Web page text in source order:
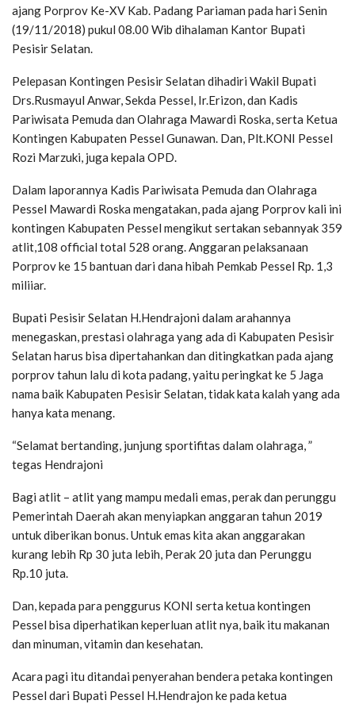
ajang Porprov Ke-XV Kab. Padang Pariaman pada hari Senin
(19/11/2018) pukul 08.00 Wib dihalaman Kantor Bupati
Pesisir Selatan.
Pelepasan Kontingen Pesisir Selatan dihadiri Wakil Bupati
Drs.Rusmayul Anwar, Sekda Pessel, Ir.Erizon, dan Kadis
Pariwisata Pemuda dan Olahraga Mawardi Roska, serta Ketua
Kontingen Kabupaten Pessel Gunawan. Dan, Plt.KONI Pessel
Rozi Marzuki, juga kepala OPD.
Dalam laporannya Kadis Pariwisata Pemuda dan Olahraga
Pessel Mawardi Roska mengatakan, pada ajang Porprov kali ini
kontingen Kabupaten Pessel mengikut sertakan sebannyak 359
atlit,108 official total 528 orang. Anggaran pelaksanaan
Porprov ke 15 bantuan dari dana hibah Pemkab Pessel Rp. 1,3
miliiar.
Bupati Pesisir Selatan H.Hendrajoni dalam arahannya
menegaskan, prestasi olahraga yang ada di Kabupaten Pesisir
Selatan harus bisa dipertahankan dan ditingkatkan pada ajang
porprov tahun lalu di kota padang, yaitu peringkat ke 5 Jaga
nama baik Kabupaten Pesisir Selatan, tidak kata kalah yang ada
hanya kata menang.
“Selamat bertanding, junjung sportifitas dalam olahraga, ”
tegas Hendrajoni
Bagi atlit – atlit yang mampu medali emas, perak dan perunggu
Pemerintah Daerah akan menyiapkan anggaran tahun 2019
untuk diberikan bonus. Untuk emas kita akan anggarakan
kurang lebih Rp 30 juta lebih, Perak 20 juta dan Perunggu
Rp.10 juta.
Dan, kepada para penggurus KONI serta ketua kontingen
Pessel bisa diperhatikan keperluan atlit nya, baik itu makanan
dan minuman, vitamin dan kesehatan.
Acara pagi itu ditandai penyerahan bendera petaka kontingen
Pessel dari Bupati Pessel H.Hendrajon ke pada ketua